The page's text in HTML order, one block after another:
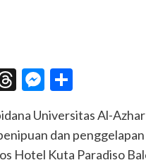
Threads
Messenger
Share
Universitas Al-
dan
Hotel Kuta Paradiso